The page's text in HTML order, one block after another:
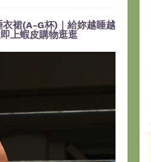
裙(A-G杯)｜給妳越睡越
上蝦皮購物逛逛